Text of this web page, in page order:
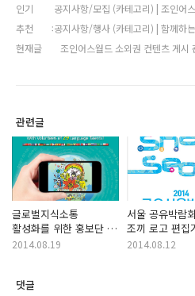
인기
공지사항/모집 (카테고리) | 조인어
추천
공지사항/행사 (카테고리) | 함께하
현재글
조인어스월드 소외권 컨텐츠 게시
관련글
글로벌지식소통
활성화를 위한 홍보단 -
봉사시간 상향조정
2014.08.19
서울 공유박람
조끼 로고 편집
재능봉사자 모집
2014.08.12
댓글